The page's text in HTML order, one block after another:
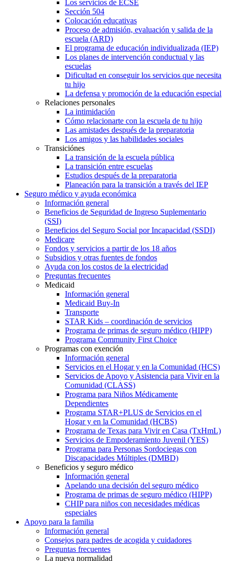
Los servicios de ECSE
Sección 504
Colocación educativas
Proceso de admisión, evaluación y salida de la
escuela (ARD)
El programa de educación individualizada (IEP)
Los planes de intervención conductual y las
escuelas
Dificultad en conseguir los servicios que necesita
tu hijo
La defensa y promoción de la educación especial
Relaciones personales
La intimidación
Cómo relacionarte con la escuela de tu hijo
Las amistades después de la preparatoria
Los amigos y las habilidades sociales
Transiciónes
La transición de la escuela pública
La transición entre escuelas
Estudios después de la preparatoria
Planeación para la transición a través del IEP
Seguro médico y ayuda económica
Información general
Beneficios de Seguridad de Ingreso Suplementario
(SSI)
Beneficios del Seguro Social por Incapacidad (SSDI)
Medicare
Fondos y servicios a partir de los 18 años
Subsidios y otras fuentes de fondos
Ayuda con los costos de la electricidad
Preguntas frecuentes
Medicaid
Información general
Medicaid Buy-In
Transporte
STAR Kids – coordinación de servicios
Programa de primas de seguro médico (HIPP)
Programa Community First Choice
Programas con exención
Información general
Servicios en el Hogar y en la Comunidad (HCS)
Servicios de Apoyo y Asistencia para Vivir en la
Comunidad (CLASS)
Programa para Niños Médicamente
Dependientes
Programa STAR+PLUS de Servicios en el
Hogar y en la Comunidad (HCBS)
Programa de Texas para Vivir en Casa (TxHmL)
Servicios de Empoderamiento Juvenil (YES)
Programa para Personas Sordociegas con
Discapacidades Múltiples (DMBD)
Beneficios y seguro médico
Información general
Apelando una decisión del seguro médico
Programa de primas de seguro médico (HIPP)
CHIP para niños con necesidades médicas
especiales
Apoyo para la familia
Información general
Consejos para padres de acogida y cuidadores
Preguntas frecuentes
La nueva normalidad